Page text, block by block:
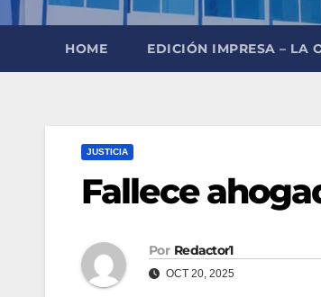
HOME EDICIÓN IMPRESA – LA
JUSTICIA
Fallece
Por Redactor1
OCT 20, 2025